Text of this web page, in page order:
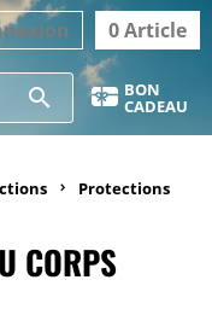
0 Article
search BON
CADEAU
Protections
CORPS